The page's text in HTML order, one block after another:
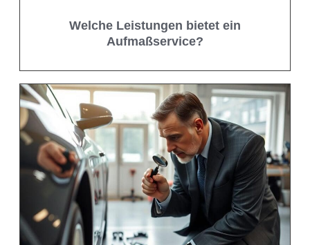
Welche Leistungen bietet ein
Aufmaßservice?